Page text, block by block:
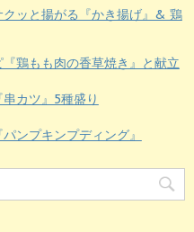
ッと揚がる『かき揚げ』& 鶏
鶏もも肉の香草焼き』と献立
カツ』5種盛り
ンプキンプディング』